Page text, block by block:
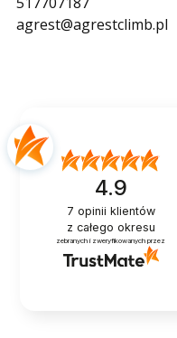
agrest@agrestclimb.pl
4.9
7 opinii klientów
z całego okresu
zebranych i zweryfikowanych przez